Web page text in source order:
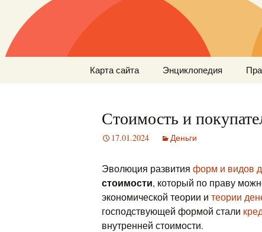
Карта сайта Энциклопедия
Стоимость и
17.01.2024 Деньги
Эволюция развития форм и видов
стоимости, который по праву
экономической теории и теории
господствующей формой стали
внутренней стоимости.